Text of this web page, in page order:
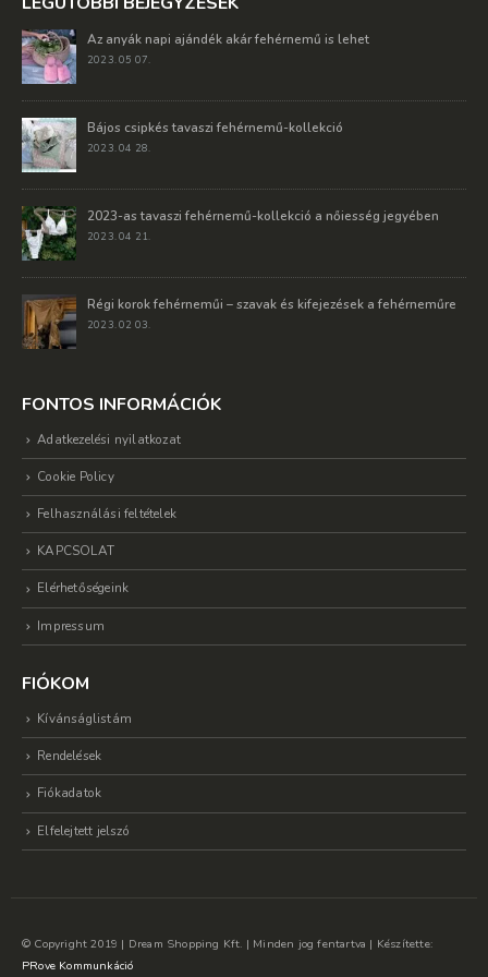
Az anyák napi ajándék akár fehérnemű is lehet
2023. 05 07.
Bájos csipkés tavaszi fehérnemű-kollekció
2023. 04 28.
2023-as tavaszi fehérnemű-kollekció a nőiesség jegyében
2023. 04 21.
Régi korok fehérneműi – szavak és kifejezések a fehérneműre
2023. 02 03.
FONTOS INFORMÁCIÓK
Adatkezelési nyilatkozat
Cookie Policy
Felhasználási feltételek
KAPCSOLAT
Elérhetőségeink
Impressum
FIÓKOM
Kívánságlistám
Rendelések
Fiókadatok
Elfelejtett jelszó
© Copyright 2019 | Dream Shopping Kft. | Minden jog fentartva | Készítette:
PRove Kommunkáció